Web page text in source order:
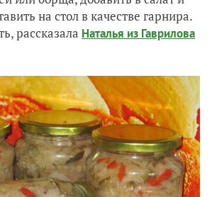
на стол в качестве гарнира.
рассказала Наталья из Гаврилова